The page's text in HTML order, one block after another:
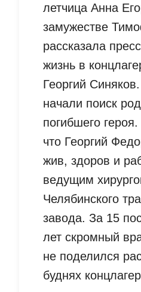
летчица Анна
замужестве
рассказала
жизнь в
Георгий
начали поиск
погибшего
что Георгий
жив, здоров и
ведущим
Челябинского
завода. За 15
лет скромный
не поделился
буднях